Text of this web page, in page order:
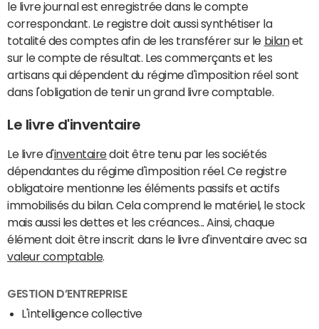
le livre journal est enregistrée dans le compte
correspondant. Le registre doit aussi synthétiser la
totalité des comptes afin de les transférer sur le bilanet
sur le compte de résultat. Les commerçants et les
artisans qui dépendent du régime d'imposition réel sont
dans l'obligation de tenir un grand livre comptable.
Le livre d'inventaire
Le livre d'inventairedoit être tenu par les sociétés
dépendantes du régime d'imposition réel. Ce registre
obligatoire mentionne les éléments passifs et actifs
immobilisés du bilan. Cela comprend le matériel, le stock
mais aussi les dettes et les créances... Ainsi, chaque
élément doit être inscrit dans le livre d'inventaire avec sa
valeur comptable.
GESTION D’ENTREPRISE
L'intelligence collective